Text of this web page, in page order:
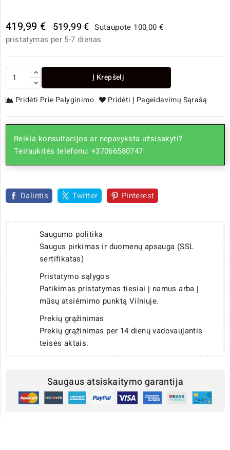
419,99 € 519,99 € Sutaupote 100,00 €
pristatymas per 5-7 dienas
Į Krepšelį
Pridėti Prie Palyginimo Pridėti Į Pageidavimų Sąrašą
Reikia konsultacijos ar nepavyksta užsisakyti?
Teiraukitės telefonu: +37066580747
Dalintis Twitter Pinterest
Saugumo politika
Saugus pirkimas ir duomenų apsauga (SSL
sertifikatas)
Pristatymo sąlygos
Patikimas pristatymas tiesiai į namus arba į
mūsų atsiėmimo punktą Vilniuje.
Prekių grąžinimas
Prekių grąžinimas per 14 dienų vadovaujantis
teisės aktais.
Saugaus atsiskaitymo garantija